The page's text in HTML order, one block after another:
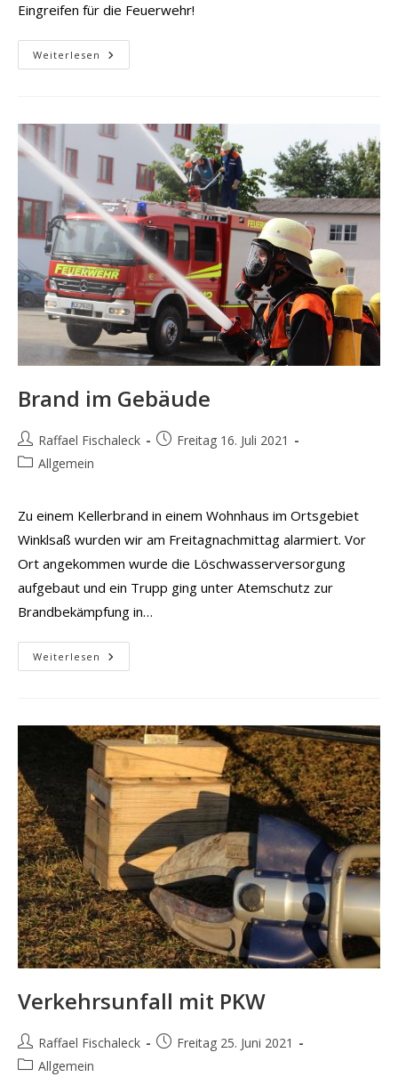
Eingreifen für die Feuerwehr!
Weiterlesen Wasserschaden
Brand im Gebäude
Beitrags-
Autor:
Raffael Fischaleck
BeitragFreitag 16. Juli 2021
Beitrags-
Allgemein
Zu einem Kellerbrand in einem Wohnhaus im Ortsgebiet
Winklsaß wurden wir am Freitagnachmittag alarmiert. Vor
Ort angekommen wurde die Löschwasserversorgung
aufgebaut und ein Trupp ging unter Atemschutz zur
Brandbekämpfung in…
Weiterlesen Brand
Im
Verkehrsunfall mit PKW
Beitrags-
Autor:
Raffael Fischaleck
BeitragFreitag 25. Juni 2021
Beitrags-
Allgemein